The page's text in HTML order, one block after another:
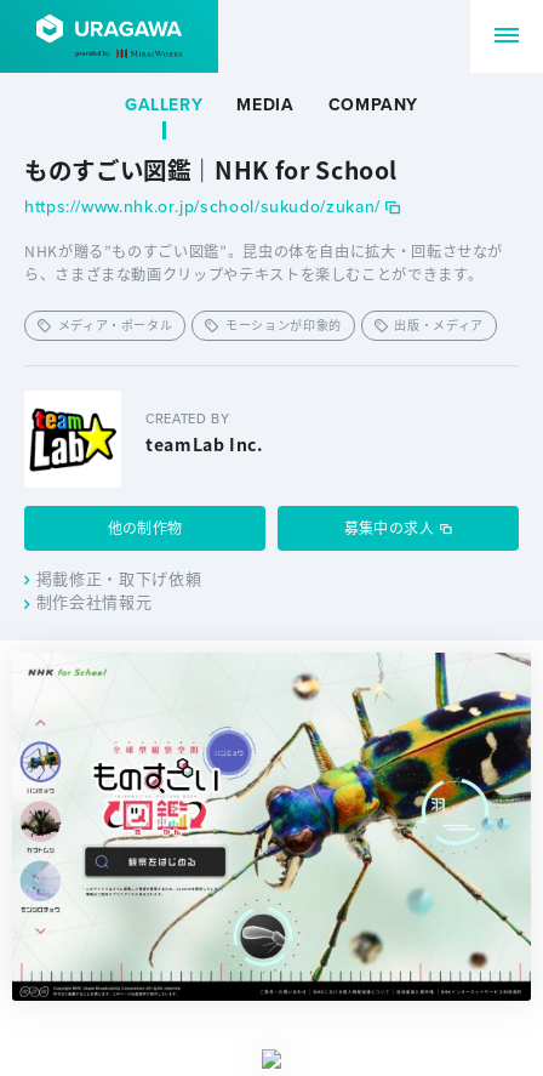
GALLERY MEDIA COMPANY
ものすごい図鑑｜NHK for School
https://www.nhk.or.jp/school/sukudo/zukan/
NHKが贈る”ものすごい図鑑”。昆虫の体を自由に拡大・回転させなが
ら、さまざまな動画クリップやテキストを楽しむことができます。
メディア・ポータル モーションが印象的 出版・メディア
CREATED BY
teamLab Inc.
他の制作物 募集中の求人
掲載修正・取下げ依頼
制作会社情報元